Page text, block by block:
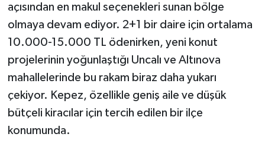
açısından en makul seçenekleri sunan bölge
olmaya devam ediyor. 2+1 bir daire için ortalama
10.000-15.000 TL ödenirken, yeni konut
projelerinin yoğunlaştığı Uncalı ve Altınova
mahallelerinde bu rakam biraz daha yukarı
çekiyor. Kepez, özellikle geniş aile ve düşük
bütçeli kiracılar için tercih edilen bir ilçe
konumunda.